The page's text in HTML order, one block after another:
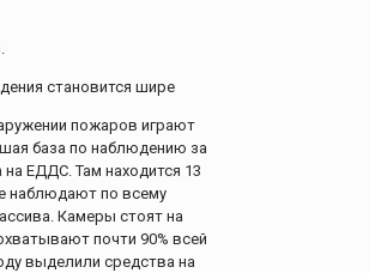
становится шире
пожаров играют
база по наблюдению за
ЕДДС. Там находится 13
наблюдают по всему
Камеры стоят на
почти 90% всей
выделили средства на